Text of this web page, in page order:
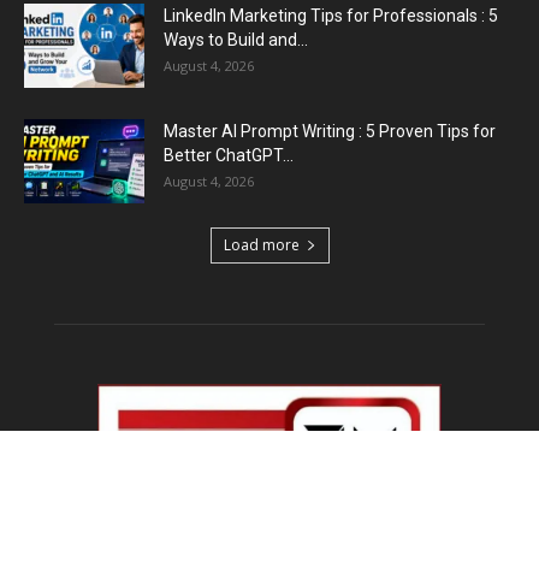
LinkedIn Marketing Tips for Professionals : 5
Ways to Build and...
August 4, 2026
Master AI Prompt Writing : 5 Proven Tips for
Better ChatGPT...
August 4, 2026
Load more